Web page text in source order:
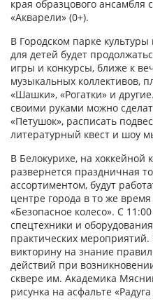
края образцового ансамбля
«Акварели» (0+).
В Городском парке
для детей будет
игры и конкурсы, ближе к
музыкальных коллективов,
«Шашки», «Рогатки» и
своими руками можно
«Петушок», расписать
литературный квест и шоу
В Белокурихе, на хоккейной
развернется праздничная
ассортиментом, будут
центре города в то же
«Безопасное колесо». С
спецтехники и
практических мероприятий.
викторину на знание
действий при
сквере им. Академика
рисунка на асфальте «Радуга